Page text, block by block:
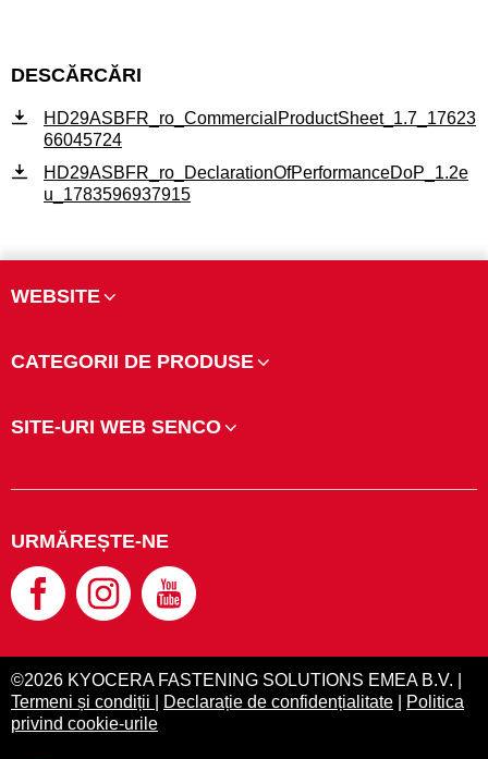
DESCĂRCĂRI
HD29ASBFR_ro_CommercialProductSheet_1.7_17623
66045724
HD29ASBFR_ro_DeclarationOfPerformanceDoP_1.2e
u_1783596937915
WEBSITE
CATEGORII DE PRODUSE
SITE-URI WEB SENCO
URMĂREȘTE-NE
©2026 KYOCERA FASTENING SOLUTIONS EMEA B.V. |
Termeni și condiții
Declarație de confidențialitate
Politica
privind cookie-urile